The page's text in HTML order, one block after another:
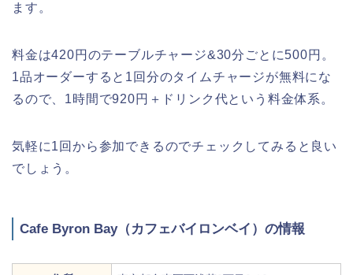
ます。
料金は420円のテーブルチャージ&30分ごとに500円。
1品オーダーすると1回分のタイムチャージが無料にな
るので、1時間で920円＋ドリンク代という料金体系。
気軽に1回から参加できるのでチェックしてみると良い
でしょう。
Cafe Byron Bay（カフェバイロンベイ）の情報